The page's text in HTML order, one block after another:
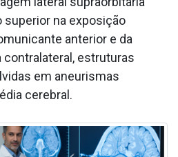
na exposição
anterior e da
contralateral, estruturas
em aneurismas
cerebral.